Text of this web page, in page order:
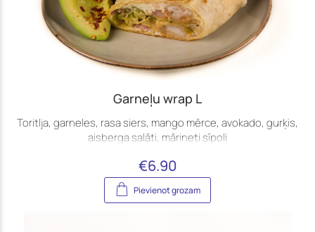
Garneļu wrap L
Toritlja, garneles, rasa siers, mango mērce, avokado, gurķis,
aisberga salāti, mārineti sīpoli
€6.90
Pievienot grozam